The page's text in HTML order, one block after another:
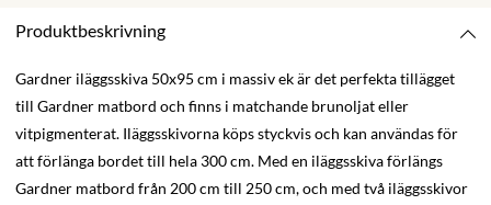
Produktbeskrivning
Gardner iläggsskiva 50x95 cm i massiv ek är det perfekta tillägget
till Gardner matbord och finns i matchande brunoljat eller
vitpigmenterat. Iläggsskivorna köps styckvis och kan användas för
att förlänga bordet till hela 300 cm. Med en iläggsskiva förlängs
Gardner matbord från 200 cm till 250 cm, och med två iläggsskivor